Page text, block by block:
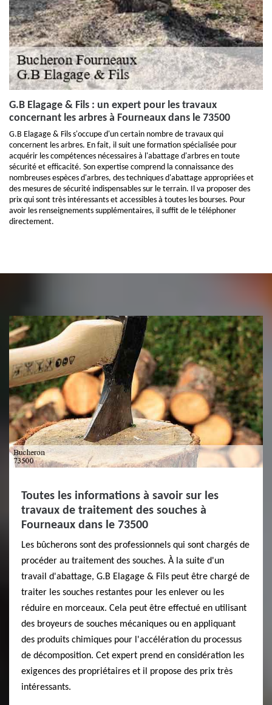
G.B Elagage & Fils : un expert pour les travaux
concernant les arbres à Fourneaux dans le 73500
G.B Elagage & Fils s'occupe d'un certain nombre de travaux qui
concernent les arbres. En fait, il suit une formation spécialisée pour
acquérir les compétences nécessaires à l'abattage d'arbres en toute
sécurité et efficacité. Son expertise comprend la connaissance des
nombreuses espèces d'arbres, des techniques d'abattage appropriées et
des mesures de sécurité indispensables sur le terrain. Il va proposer des
prix qui sont très intéressants et accessibles à toutes les bourses. Pour
avoir les renseignements supplémentaires, il suffit de le téléphoner
directement.
Toutes les informations à savoir sur les
travaux de traitement des souches à
Fourneaux dans le 73500
Les bûcherons sont des professionnels qui sont chargés de
procéder au traitement des souches. À la suite d'un
travail d'abattage, G.B Elagage & Fils peut être chargé de
traiter les souches restantes pour les enlever ou les
réduire en morceaux. Cela peut être effectué en utilisant
des broyeurs de souches mécaniques ou en appliquant
des produits chimiques pour l'accélération du processus
de décomposition. Cet expert prend en considération les
exigences des propriétaires et il propose des prix très
intéressants.